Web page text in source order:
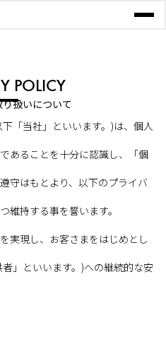
POLICY
扱いについて
下「当社」といいます。)は、個人
あることを十分に認識し、「個
守はもとより、以下のプライバ
維持する事を誓います。
実現し、お客さまをはじめとし
」といいます。)への継続的な安